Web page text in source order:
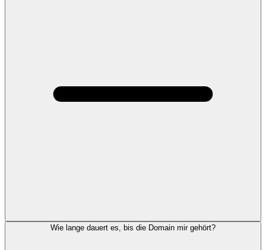
Wie lange dauert es, bis die Domain mir gehört?